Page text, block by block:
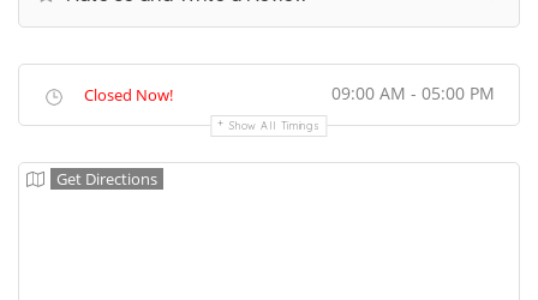
Closed Now! 09:00 AM - 05:00 PM
Show All Timings
Get Directions